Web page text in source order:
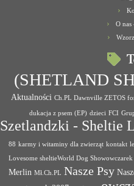
O nas
(SHETLAND
Aktualności Ch.PL Dawnville ZETOS
dukacja z psem (EP) dzieci FCI
Szetlandzki - Sheltie
88 karmy i witaminy dla zwierząt kontakt
Lovesome sheltieWorld Dog
Merlin Mł.Ch.PL Nasze Psy